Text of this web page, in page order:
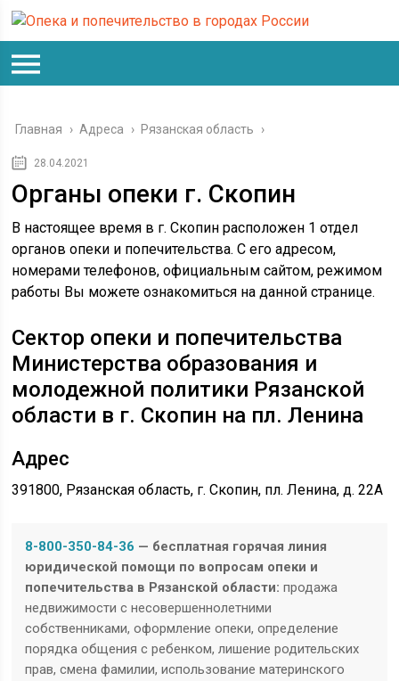
Главная › Адреса › Рязанская область ›
28.04.2021
Органы опеки г. Скопин
В настоящее время в г. Скопин расположен 1 отдел
органов опеки и попечительства. С его адресом,
номерами телефонов, официальным сайтом, режимом
работы Вы можете ознакомиться на данной странице.
Сектор опеки и попечительства
Министерства образования и
молодежной политики Рязанской
области в г. Скопин на пл. Ленина
Адрес
391800, Рязанская область, г.Скопин, пл. Ленина, д. 22А
8-800-350-84-36 — бесплатная горячая линия
юридической помощи по вопросам опеки и
попечительства в Рязанской области:продажа
недвижимости с несовершеннолетними
собственниками, оформление опеки, определение
порядка общения с ребенком, лишение родительских
прав, смена фамилии, использование материнского